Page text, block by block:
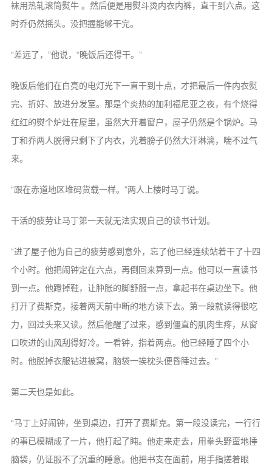
袜用热轧滚筒熨牛 。然后便是用熨斗烫内衣内裤，直干到六点。这
时乔仍然摇头。没把握能够干完。
“差远了，”他说，“晚饭后还得干。”
晚饭后他们在白亮的电灯光下一直干到十点，才把最后一件内衣熨
完、折好、放进分发室。那是个炎热的加利福尼亚之夜，有个烧得
红红的熨个炉灶在屋里，虽然大开着窗户，屋子仍然是个锅炉。马
丁和乔两人脱得只剩下了内衣，光着膀子仍然大汗淋漓，喘不过气
来。
“跟在赤道地区堆码货载一样。”两人上楼时马丁说。
干活的疲劳让马丁第一天就无法实现自己的读书计划。
“进了屋子他为自己的疲劳感到意外，忘了他已经连续站着干了十四
个小时。他把闹钟定在六点，再倒回来算到一点。他可以一直读书
到一点。他蹬掉鞋，让肿胀的脚舒服一点，拿起书在桌边坐下。他
打开了费斯克，接着两天前中断的地方读下去。第一段就读得很吃
力，回过头来又读。然后他醒了过来，感到僵直的肌肉生疼，从窗
口吹进的山风刮得好冷。一看钟，指着两点。他已经睡了四个小
时。他脱掉衣服钻进被窝，脑袋一挨枕头便昏睡过去。”
第二天也是如此。
“马丁上好闹钟，坐到桌边，打开了费斯克。第一段没读完，一行行
的事已模糊成了一片，他打起了盹。他走来走去，用拳头野蛮地捶
脑袋，仍证服不了沉重的睡意。他把书支在面前，用手指搓着眼
Borderland
黑魂档案
HEX时钟